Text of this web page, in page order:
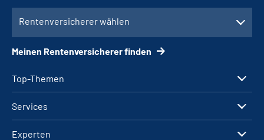
Top-Themen
Services
Experten
Rentenversicherer wählen
Meinen Rentenversicherer finden